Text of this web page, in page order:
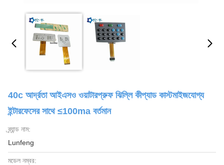
40c আর্দ্রতা আইএসও ওয়াটারপ্রুফ ঝিল্লি কীপ্যাড কাস্টমাইজযোগ্য
ইন্টারফেসের সাথে ≤100ma বর্তমান
ব্র্যান্ড নাম:
Lunfeng
মডেল নম্বর: